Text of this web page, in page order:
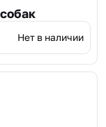
Нет в наличии